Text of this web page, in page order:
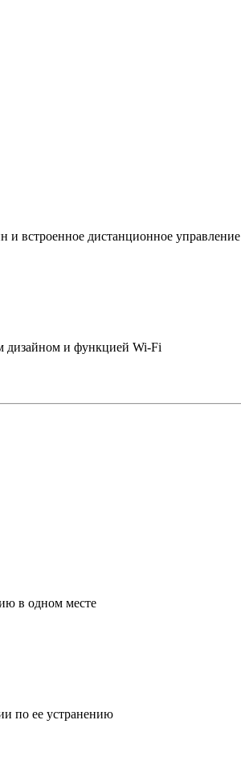
и встроенное дистанционное управление
дизайном и функцией Wi-Fi
в одном месте
по ее устранению